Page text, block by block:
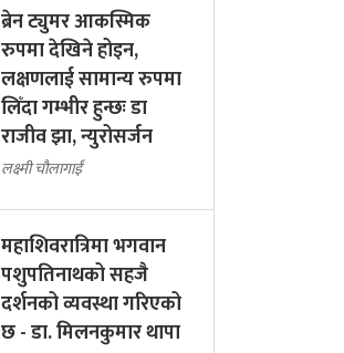
ब्रेन ट्युमर आकस्मिक
रुपमा देखिने होइन,
लक्षणलाई सामान्य रुपमा
लिँदा गम्भीर हुन्छः डा
राजीव झा, न्युरोसर्जन
लक्ष्मी चौलागाईं
महाशिवरात्रिमा भगवान
पशुपतिनाथको सहजै
दर्शनको व्यवस्था गरिएको
छ - डा. मिलनकुमार थापा